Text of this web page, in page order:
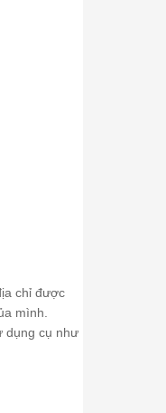
chỉ được
mình.
dụng cụ như